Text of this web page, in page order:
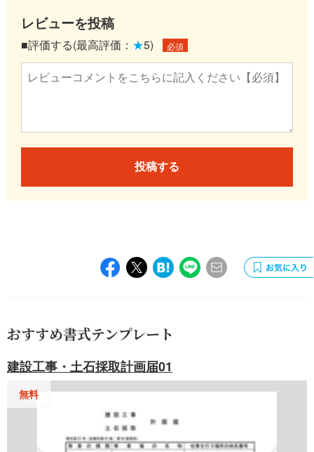
レビューを投稿
■評価する(最高評価： ★5) 必須
投稿する
おすすめ書式テンプレート
建設工事・土石採取計画届01
無料